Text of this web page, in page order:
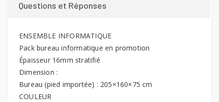
Questions et Réponses
ENSEMBLE INFORMATIQUE
Pack bureau informatique en promotion
Épaisseur 16mm stratifié
Dimension :
Bureau (pied importée) : 205×160×75 cm
COULEUR